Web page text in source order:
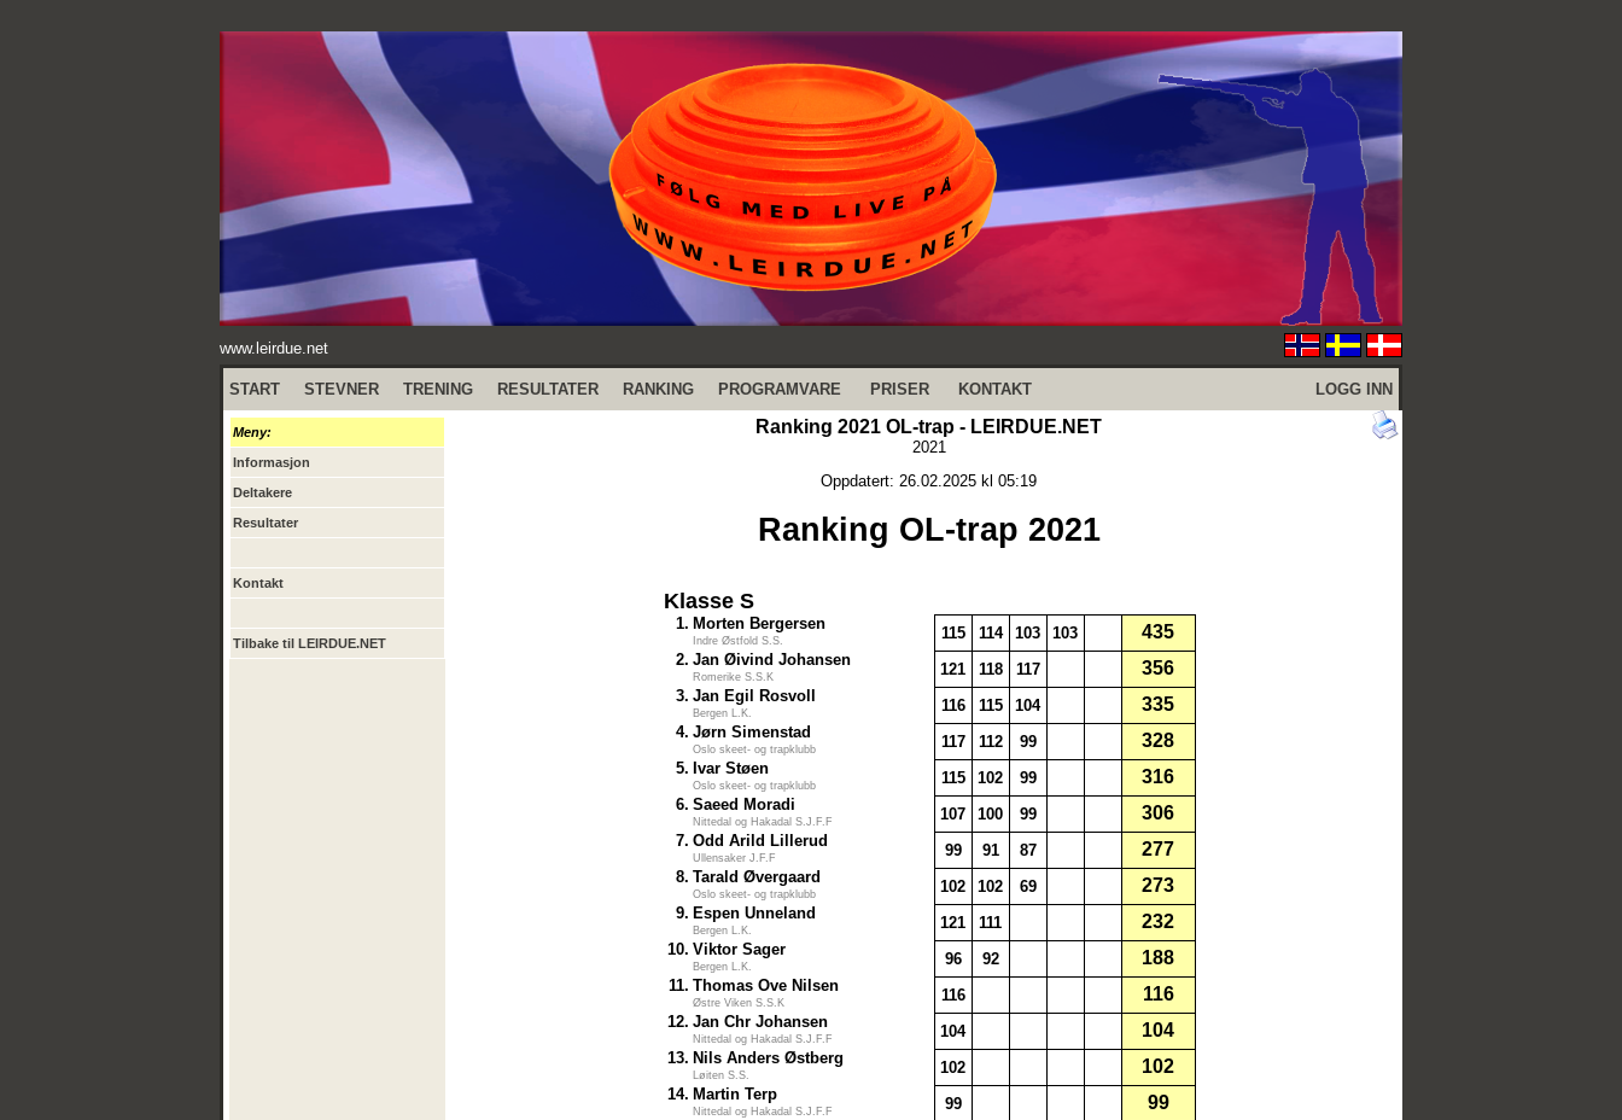
www.leirdue.net
START STEVNER TRENING RESULTATER RANKING PROGRAMVARE PRISER KONTAKT LOGG INN
Meny:
Informasjon
Deltakere
Resultater
Kontakt
Tilbake til LEIRDUE.NET
Ranking 2021 OL-trap - LEIRDUE.NET
2021
Oppdatert: 26.02.2025 kl 05:19
Ranking OL-trap 2021
Klasse S
1. Morten Bergersen
Indre Østfold S.S. 115 114 103 103 435
2. Jan Øivind Johansen
Romerike S.S.K 121 118 117 356
3. Jan Egil Rosvoll
Bergen L.K. 116 115 104 335
4. Jørn Simenstad
Oslo skeet- og trapklubb 117 112 99 328
5. Ivar Støen
Oslo skeet- og trapklubb 115 102 99 316
6. Saeed Moradi
Nittedal og Hakadal S.J.F.F 107 100 99 306
7. Odd Arild Lillerud
Ullensaker J.F.F 99 91 87 277
8. Tarald Øvergaard
Oslo skeet- og trapklubb 102 102 69 273
9. Espen Unneland
Bergen L.K. 121 111 232
10. Viktor Sager
Bergen L.K. 96 92 188
11. Thomas Ove Nilsen
Østre Viken S.S.K 116 116
12. Jan Chr Johansen
Nittedal og Hakadal S.J.F.F 104 104
13. Nils Anders Østberg
Løiten S.S. 102 102
14. Martin Terp
Nittedal og Hakadal S.J.F.F 99 99